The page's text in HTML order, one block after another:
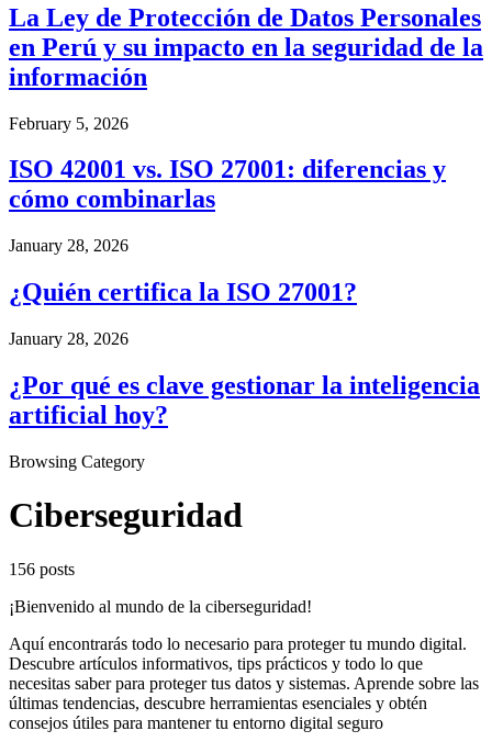
La Ley de Protección de Datos Personales
en Perú y su impacto en la seguridad de la
información
February 5, 2026
ISO 42001 vs. ISO 27001: diferencias y
cómo combinarlas
January 28, 2026
¿Quién certifica la ISO 27001?
January 28, 2026
¿Por qué es clave gestionar la inteligencia
artificial hoy?
Browsing Category
Ciberseguridad
156 posts
¡Bienvenido al mundo de la ciberseguridad!
Aquí encontrarás todo lo necesario para proteger tu mundo digital.
Descubre artículos informativos, tips prácticos y todo lo que
necesitas saber para proteger tus datos y sistemas. Aprende sobre las
últimas tendencias, descubre herramientas esenciales y obtén
consejos útiles para mantener tu entorno digital seguro